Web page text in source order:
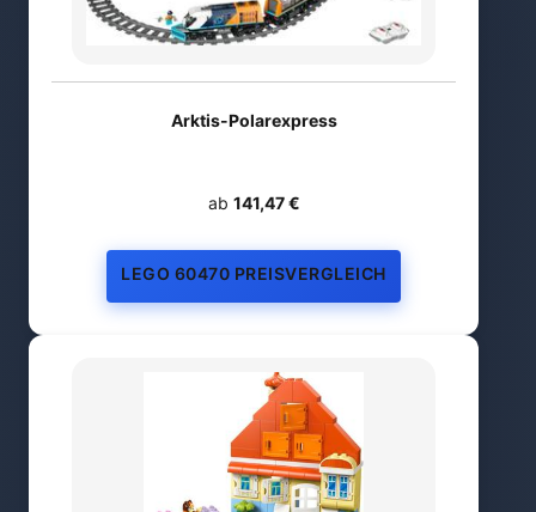
Arktis-Polarexpress
ab 141,47 €
LEGO 60470 PREISVERGLEICH